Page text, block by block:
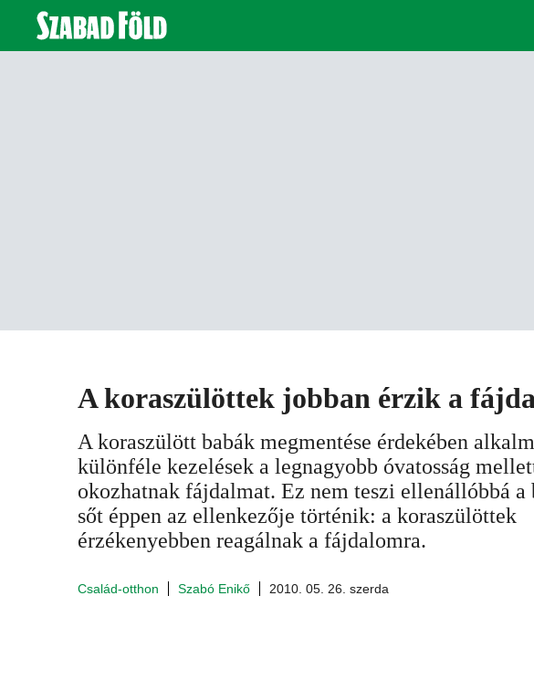
A koraszülöttek jobban érzik a
A koraszülött babák megmentése érdekében
különféle kezelések a legnagyobb óvatosság
okozhatnak fájdalmat. Ez nem teszi ellenállóbbá a
sőt éppen az ellenkezője történik: a koraszülöttek
érzékenyebben reagálnak a fájdalomra.
Család-otthon Szabó Enikő 2010. 05. 26. szerda